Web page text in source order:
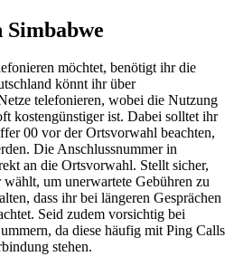
Simbabwe
möchtet, benötigt ihr die
könnt ihr über
telefonieren, wobei die Nutzung
kostengünstiger ist. Dabei solltet ihr
00 vor der Ortsvorwahl beachten,
Die Anschlussnummer in
an die Ortsvorwahl. Stellt sicher,
um unerwartete Gebühren zu
dass ihr bei längeren Gesprächen
Seid zudem vorsichtig bei
da diese häufig mit Ping Calls
stehen.